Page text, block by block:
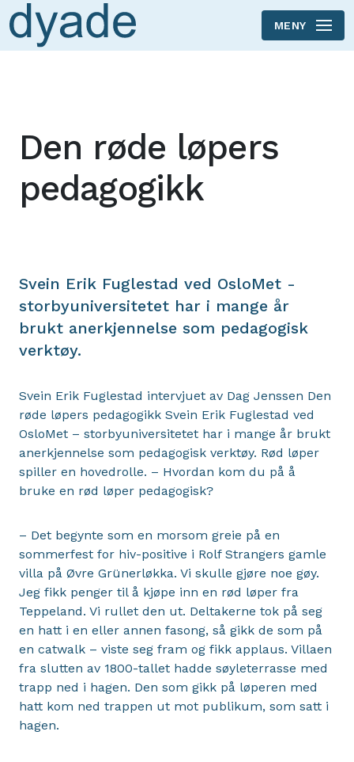
Skip to main content
MENY
Den røde løpers
pedagogikk
Svein Erik Fuglestad ved OsloMet -
storbyuniversitetet har i mange år
brukt anerkjennelse som pedagogisk
verktøy.
Svein Erik Fuglestad intervjuet av Dag Jenssen Den
røde løpers pedagogikk Svein Erik Fuglestad ved
OsloMet – storbyuniversitetet har i mange år brukt
anerkjennelse som pedagogisk verktøy. Rød løper
spiller en hovedrolle. – Hvordan kom du på å
bruke en rød løper pedagogisk?
– Det begynte som en morsom greie på en
sommerfest for hiv-positive i Rolf Strangers gamle
villa på Øvre Grünerløkka. Vi skulle gjøre noe gøy.
Jeg fikk penger til å kjøpe inn en rød løper fra
Teppeland. Vi rullet den ut. Deltakerne tok på seg
en hatt i en eller annen fasong, så gikk de som på
en catwalk – viste seg fram og fikk applaus. Villaen
fra slutten av 1800-tallet hadde søyleterrasse med
trapp ned i hagen. Den som gikk på løperen med
hatt kom ned trappen ut mot publikum, som satt i
hagen.